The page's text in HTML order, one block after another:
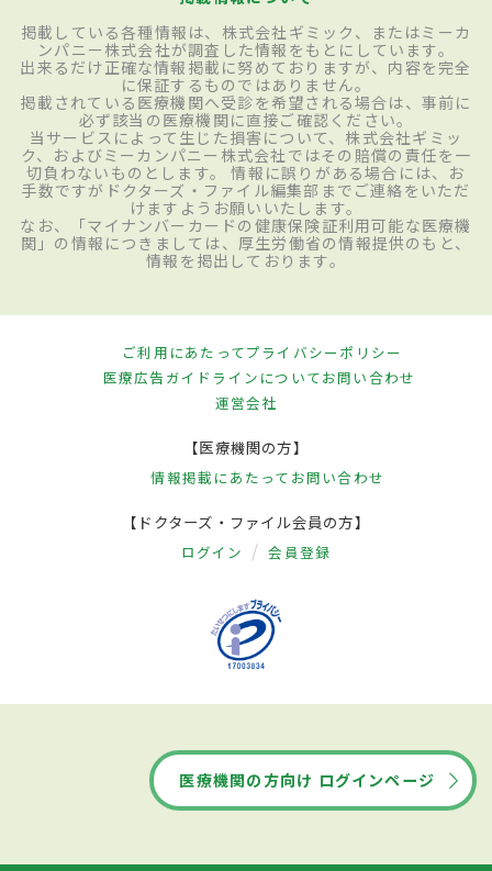
掲載している各種情報は、株式会社ギミック、またはミーカ
ンパニー株式会社が調査した情報をもとにしています。
出来るだけ正確な情報掲載に努めておりますが、内容を完全
に保証するものではありません。
掲載されている医療機関へ受診を希望される場合は、事前に
必ず該当の医療機関に直接ご確認ください。
当サービスによって生じた損害について、株式会社ギミッ
ク、およびミーカンパニー株式会社ではその賠償の責任を一
切負わないものとします。 情報に誤りがある場合には、お
手数ですがドクターズ・ファイル編集部までご連絡をいただ
けますようお願いいたします。
なお、「マイナンバーカードの健康保険証利用可能な医療機
関」の情報につきましては、厚生労働省の情報提供のもと、
情報を掲出しております。
ご利用にあたってプライバシーポリシー
医療広告ガイドラインについてお問い合わせ
運営会社
【医療機関の方】
情報掲載にあたって お問い合わせ
【ドクターズ・ファイル会員の方】
ログイン 会員登録
医療機関の方向け ログインページ